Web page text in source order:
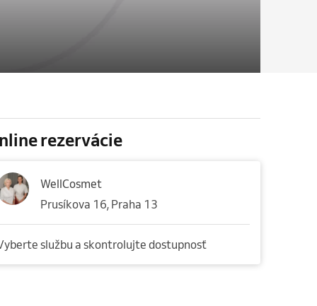
rezervácie
WellCosmet
Prusíkova 16, Praha 13
službu a skontrolujte dostupnosť